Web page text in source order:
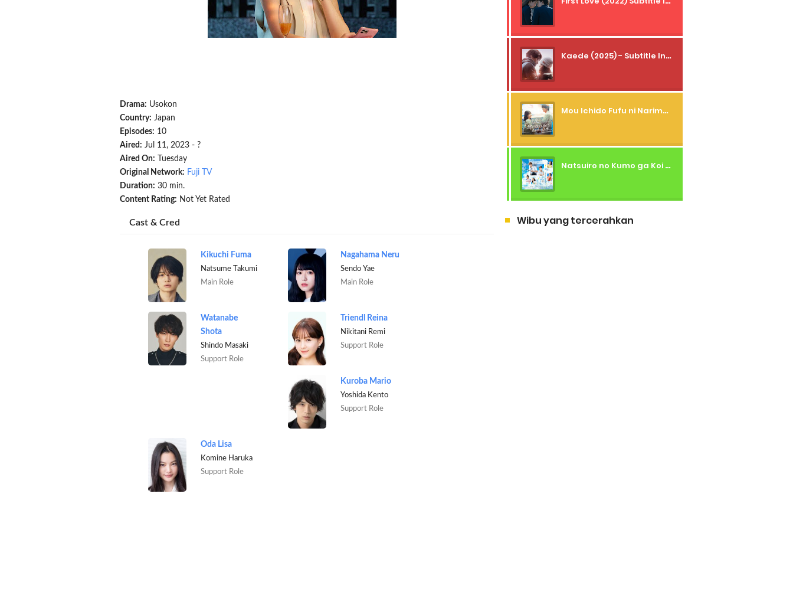
Drama: Usokon
Country: Japan
Episodes: 10
Aired: Jul 11, 2023 - ?
Aired On: Tuesday
Original Network: Fuji TV
Duration: 30 min.
Content Rating: Not Yet Rated
Cast & Cred
Kikuchi Fuma
Natsume Takumi
Main Role
Nagahama Neru
Sendo Yae
Main Role
Watanabe
Shota
Shindo Masaki
Support Role
Triendl Reina
Nikitani Remi
Support Role
Kuroba Mario
Yoshida Kento
Support Role
Oda Lisa
Komine Haruka
Support Role
Kaede (2025) - Subtitle Indonesia
Mou Ichido Fufu ni Narimasu ka? (2026) - 01 Subtitle Indonesia
Natsuiro no Kumo ga Koi to Arashi wo Makiokosu (2026) - 01 Subtitle Indonesia
Wibu yang tercerahkan